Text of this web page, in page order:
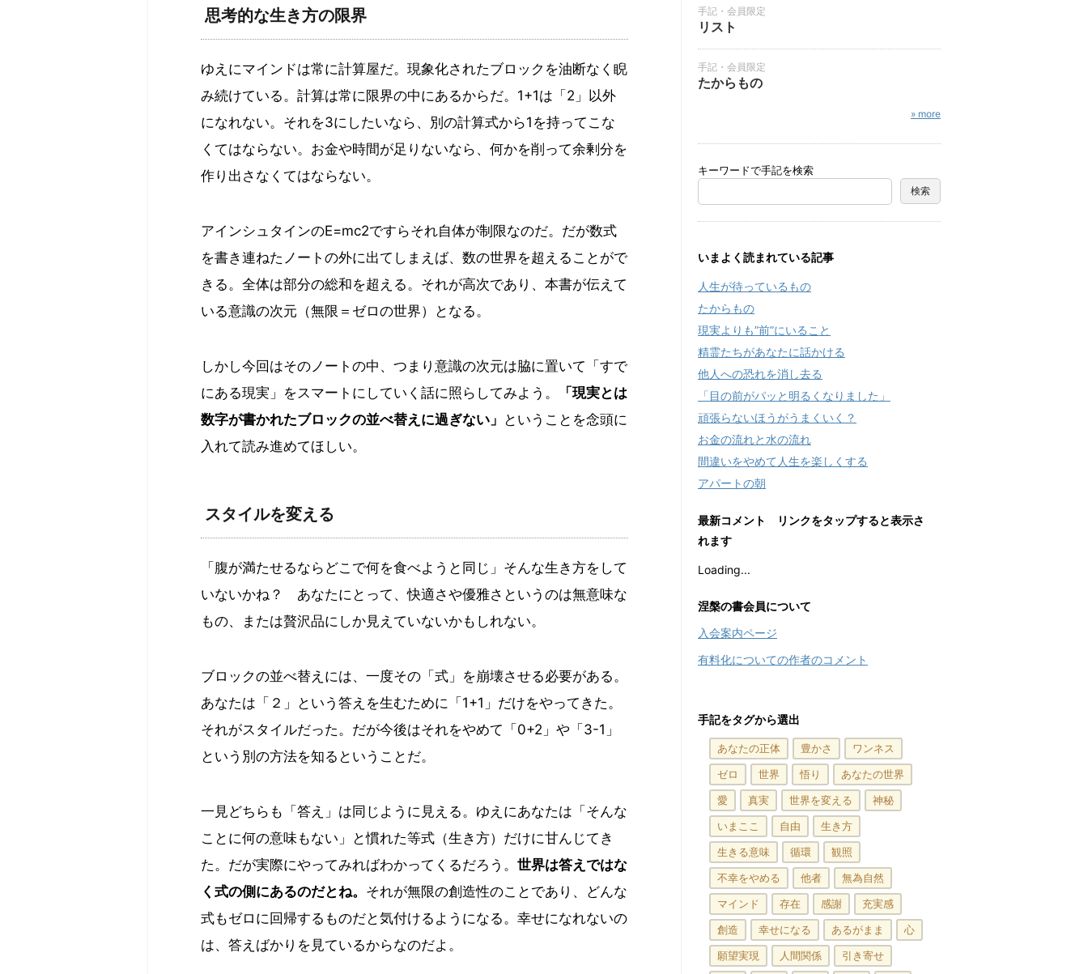
思考的な生き方の限界
ゆえにマインドは常に計算屋だ。現象化されたブロックを油断なく睨
み続けている。計算は常に限界の中にあるからだ。1+1は「2」以外
になれない。それを3にしたいなら、別の計算式から1を持ってこな
くてはならない。お金や時間が足りないなら、何かを削って余剰分を
作り出さなくてはならない。
アインシュタインのE=mc2ですらそれ自体が制限なのだ。だが数式
を書き連ねたノートの外に出てしまえば、数の世界を超えることがで
きる。全体は部分の総和を超える。それが高次であり、本書が伝えて
いる意識の次元（無限＝ゼロの世界）となる。
しかし今回はそのノートの中、つまり意識の次元は脇に置いて「すで
にある現実」をスマートにしていく話に照らしてみよう。
「現実とは
数字が書かれたブロックの並べ替えに過ぎない」 ということを念頭に
入れて読み進めてほしい。
スタイルを変える
「腹が満たせるならどこで何を食べようと同じ」そんな生き方をして
いないかね？ あなたにとって、快適さや優雅さというのは無意味な
もの、または贅沢品にしか見えていないかもしれない。
ブロックの並べ替えには、一度その「式」を崩壊させる必要がある。
あなたは「２」という答えを生むために「1+1」だけをやってきた。
それがスタイルだった。だが今後はそれをやめて「0+2」や「3-1」
という別の方法を知るということだ。
一見どちらも「答え」は同じように見える。ゆえにあなたは「そんな
ことに何の意味もない」と慣れた等式（生き方）だけに甘んじてき
た。だが実際にやってみればわかってくるだろう。 世界は答えではな
く式の側にあるのだとね。 それが無限の創造性のことであり、どんな
式もゼロに回帰するものだと気付けるようになる。幸せになれないの
は、答えばかりを見ているからなのだよ。
手記・会員限定
リスト
手記・会員限定
たからもの
» more
キーワードで手記を検索
いまよく読まれている記事
人生が待っているもの
たからもの
現実よりも”前”にいること
精霊たちがあなたに話かける
他人への恐れを消し去る
「目の前がパッと明るくなりました」
頑張らないほうがうまくいく？
お金の流れと水の流れ
間違いをやめて人生を楽しくする
アパートの朝
最新コメント リンクをタップすると表示さ
れます
Loading...
涅槃の書会員について
入会案内ページ
有料化についての作者のコメント
手記をタグから選出
あなたの正体 豊かさ
ワンネス
ゼロ
世界 悟り
あなたの世界
愛
真実 世界を変える
神秘
いまここ
自由
生き方
生きる意味
循環
観照
不幸をやめる
他者
無為自然
マインド
存在 感謝
充実感
創造
幸せになる あるがまま
心
願望実現
人間関係
引き寄せ